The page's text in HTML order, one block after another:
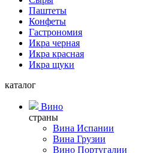
Паштеты
Конфеты
Гастрономия
Икра черная
Икра красная
Икра щуки
каталог
Вино
страны
Вина Испании
Вина Грузии
Вино Португалии